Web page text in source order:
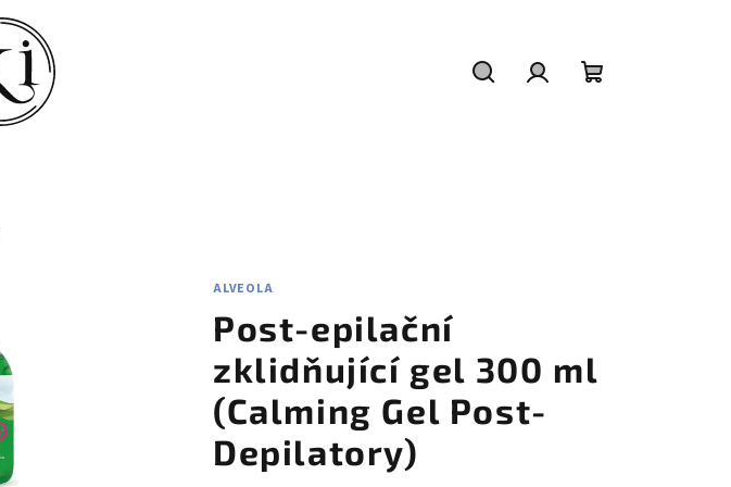
ALVEOLA
Post-epilační
zklidňující gel 300 ml
(Calming Gel Post-
Depilatory)